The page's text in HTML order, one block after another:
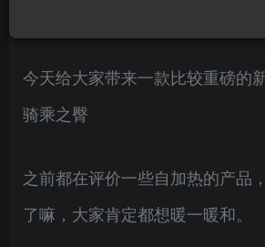
今天给大家带来一款比较重磅
骑乘之臀
之前都在评价一些自加热的产品
了嘛，大家肯定都想暖一暖和。